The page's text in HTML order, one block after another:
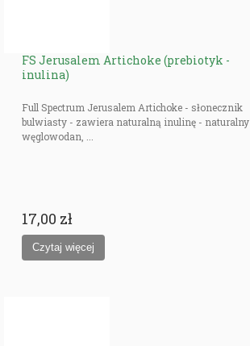
FS Jerusalem Artichoke (prebiotyk -
inulina)
Full Spectrum Jerusalem Artichoke - słonecznik
bulwiasty - zawiera naturalną inulinę - naturalny
węglowodan, ...
17,00 zł